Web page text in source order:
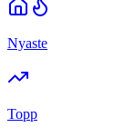
Nyaste
Topp